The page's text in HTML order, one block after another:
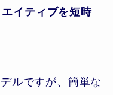
イティブを短時
ルですが、簡単な